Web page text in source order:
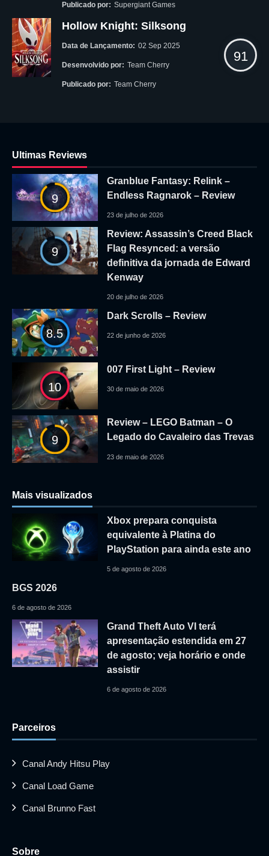
Publicado por: Supergiant Games
Hollow Knight: Silksong
Data de Lançamento: 02 Sep 2025
Desenvolvido por: Team Cherry
Publicado por: Team Cherry
91
Ultimas Reviews
9
Granblue Fantasy: Relink –
Endless Ragnarok – Review
23 de julho de 2026
9
Review: Assassin’s Creed Black
Flag Resynced: a versão
definitiva da jornada de Edward
Kenway
20 de julho de 2026
8.5
Dark Scrolls – Review
22 de junho de 2026
10
007 First Light – Review
30 de maio de 2026
9
Review – LEGO Batman – O
Legado do Cavaleiro das Trevas
23 de maio de 2026
Mais visualizados
Xbox prepara conquista
equivalente à Platina do
PlayStation para ainda este ano
5 de agosto de 2026
BGS 2026
6 de agosto de 2026
Grand Theft Auto VI terá
apresentação estendida em 27
de agosto; veja horário e onde
assistir
6 de agosto de 2026
Parceiros
Canal Andy Hitsu Play
Canal Load Game
Canal Brunno Fast
Sobre